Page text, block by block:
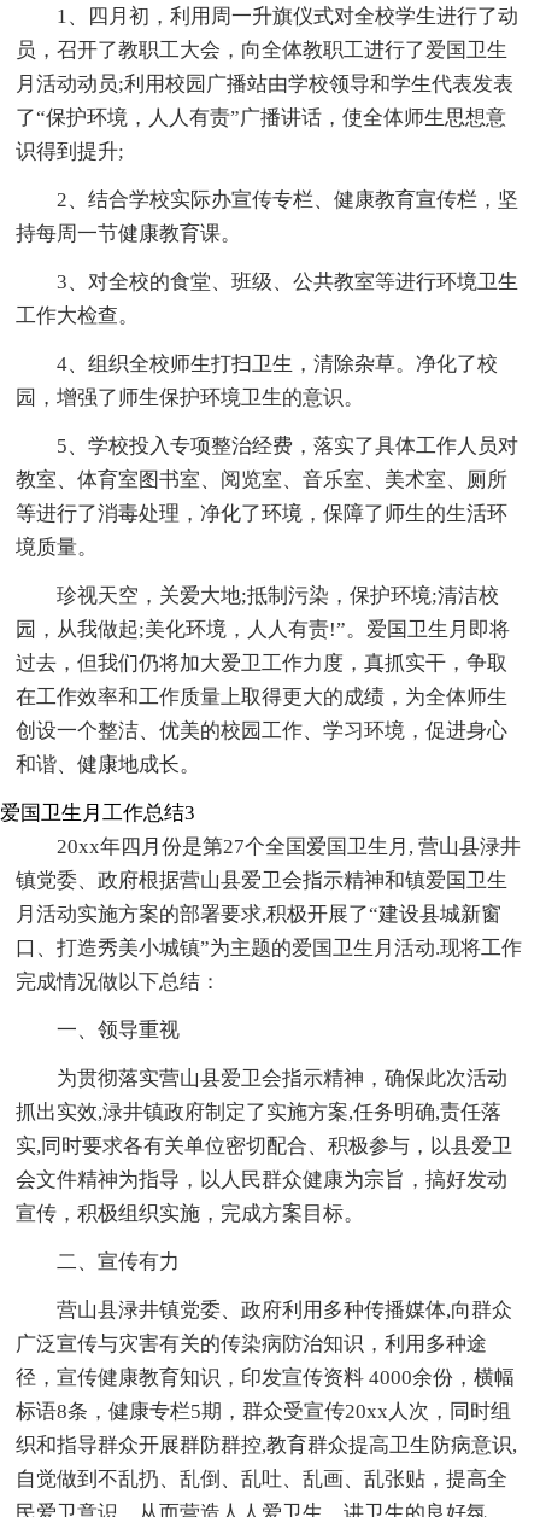
1、四月初，利用周一升旗仪式对全校学生进行了动
员，召开了教职工大会，向全体教职工进行了爱国卫生
月活动动员;利用校园广播站由学校领导和学生代表发表
了“保护环境，人人有责”广播讲话，使全体师生思想意
识得到提升;
2、结合学校实际办宣传专栏、健康教育宣传栏，坚
持每周一节健康教育课。
3、对全校的食堂、班级、公共教室等进行环境卫生
工作大检查。
4、组织全校师生打扫卫生，清除杂草。净化了校
园，增强了师生保护环境卫生的意识。
5、学校投入专项整治经费，落实了具体工作人员对
教室、体育室图书室、阅览室、音乐室、美术室、厕所
等进行了消毒处理，净化了环境，保障了师生的生活环
境质量。
珍视天空，关爱大地;抵制污染，保护环境;清洁校
园，从我做起;美化环境，人人有责!”。爱国卫生月即将
过去，但我们仍将加大爱卫工作力度，真抓实干，争取
在工作效率和工作质量上取得更大的成绩，为全体师生
创设一个整洁、优美的校园工作、学习环境，促进身心
和谐、健康地成长。
爱国卫生月工作总结3
20xx年四月份是第27个全国爱国卫生月, 营山县渌井
镇党委、政府根据营山县爱卫会指示精神和镇爱国卫生
月活动实施方案的部署要求,积极开展了“建设县城新窗
口、打造秀美小城镇”为主题的爱国卫生月活动.现将工作
完成情况做以下总结：
一、领导重视
为贯彻落实营山县爱卫会指示精神，确保此次活动
抓出实效,渌井镇政府制定了实施方案,任务明确,责任落
实,同时要求各有关单位密切配合、积极参与，以县爱卫
会文件精神为指导，以人民群众健康为宗旨，搞好发动
宣传，积极组织实施，完成方案目标。
二、宣传有力
营山县渌井镇党委、政府利用多种传播媒体,向群众
广泛宣传与灾害有关的传染病防治知识，利用多种途
径，宣传健康教育知识，印发宣传资料 4000余份，横幅
标语8条，健康专栏5期，群众受宣传20xx人次，同时组
织和指导群众开展群防群控,教育群众提高卫生防病意识,
自觉做到不乱扔、乱倒、乱吐、乱画、乱张贴，提高全